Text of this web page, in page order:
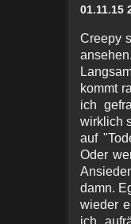
01.11.15
Creepy
kommt
ich
wirklich
auf
Oder
damn.
wieder
ich